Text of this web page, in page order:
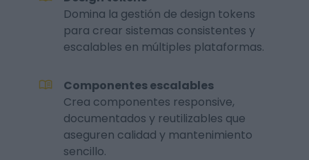
Domina la gestión de design tokens
para crear sistemas consistentes y
escalables en múltiples plataformas.
Componentes escalables
Crea componentes responsive,
documentados y reutilizables que
aseguren calidad y mantenimiento
sencillo.